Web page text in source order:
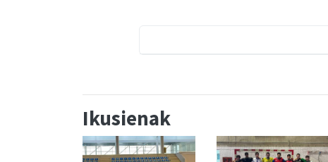
Ikusienak